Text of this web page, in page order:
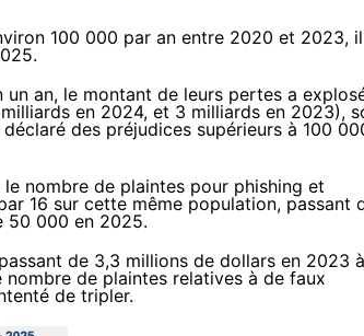
100 000 par an entre 2020 et 2023, il
an, le montant de leurs pertes a
en 2024, et 3 milliards en 2023),
des préjudices supérieurs à 100
nombre de plaintes pour phishing et
16 sur cette même population, passant
50 000 en 2025.
de 3,3 millions de dollars en 2023 à
de plaintes relatives à de faux
de tripler.